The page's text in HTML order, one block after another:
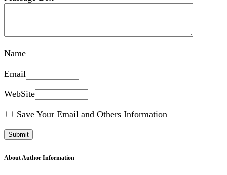
Name
Email
WebSite
Save Your Email and Others Information
About Author Information